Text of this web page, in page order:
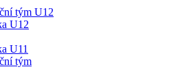
tým U12
U12
U11
tým